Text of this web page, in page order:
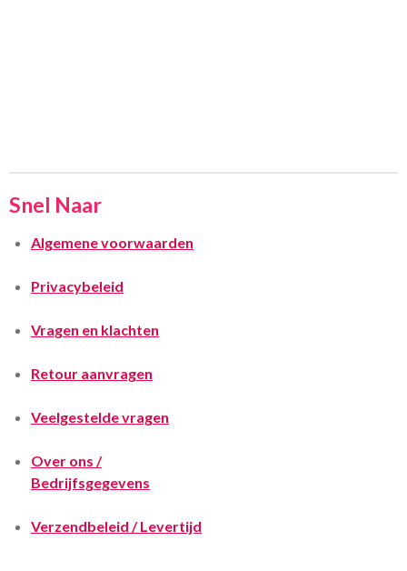
Snel Naar
Algemene voorwaarden
Privacybeleid
Vragen en klachten
Retour aanvragen
Veelgestelde vragen
Over ons /
Bedrijfsgegevens
Verzendbeleid / Levertijd